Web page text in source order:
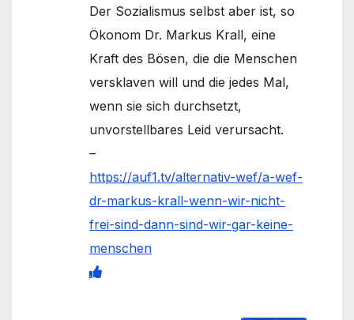
Der Sozialismus selbst aber ist, so
Ökonom Dr. Markus Krall, eine
Kraft des Bösen, die die Menschen
versklaven will und die jedes Mal,
wenn sie sich durchsetzt,
unvorstellbares Leid verursacht.
–
https://auf1.tv/alternativ-wef/a-wef-
dr-markus-krall-wenn-wir-nicht-
frei-sind-dann-sind-wir-gar-keine-
menschen